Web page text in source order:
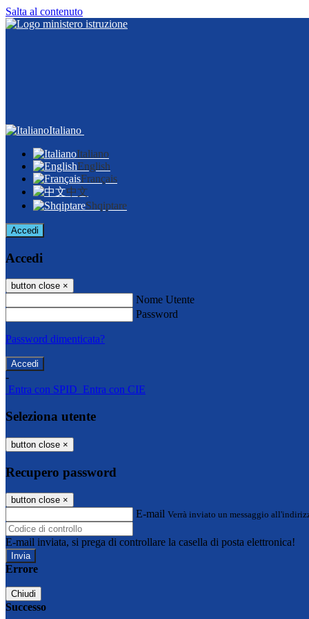
Salta al contenuto
Italiano
Italiano
English
Français
中文
Shqiptare
Accedi
Accedi
button close ×
Nome Utente
Password
Password dimenticata?
-
Entra con SPID Entra con CIE
Seleziona utente
button close ×
Recupero password
button close ×
E-mail Verrà inviato un messaggio
E-mail inviata, si prega di controllare la casella di posta elettronica!
Errore
Chiudi
Successo